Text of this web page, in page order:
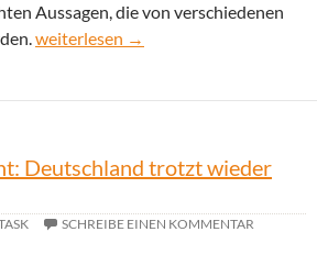
Aussagen, die von verschiedenen
Deutschland als echter Profiteur der
weiterlesen →
Deutschland trotzt wieder
SCHREIBE EINEN KOMMENTAR